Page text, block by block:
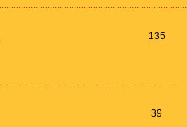
135
39